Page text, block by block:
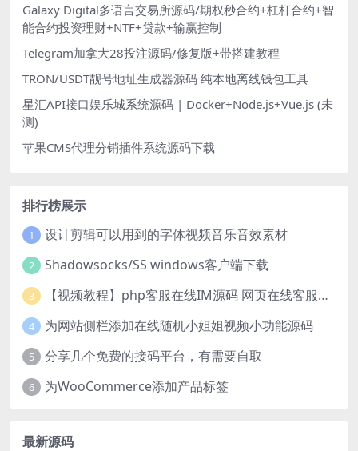
Galaxy Digital多语言交易所源码/期权秒合约+杠杆合约+智
能合约投资理财+NTF+贷款+输赢控制
Telegram加拿大28投注源码/修复版+带搭建教程
TRON/USDT靓号地址生成器源码 纯本地离线钱包工具
星汇API接口娱乐城系统源码 | Docker+Node.js+Vue.js (未
测)
苹果CMS代理分销插件系统源码下载
排行榜展示
1 设计剪辑可以用到的字体视频音乐音效素材
2 Shadowsocks/SS windows客户端下载
3 【视频教程】php客服在线IM源码 网页在线客服软件代码
4 为网站侧栏添加在线随机小姐姐视频小功能源码
5 分享几个免费的接码平台，有需要自取
6 为WooCommerce添加产品标签
最新源码